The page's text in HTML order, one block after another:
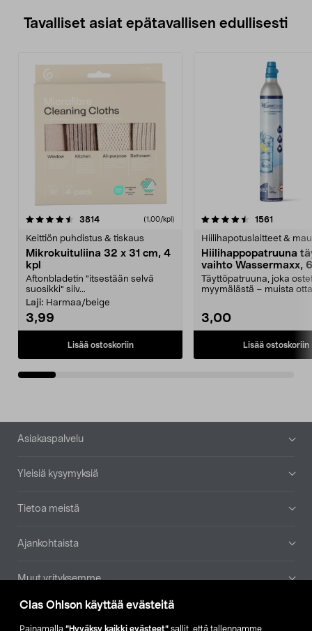
Clas Ohlson käyttää evästeitä
Painamalla ”Hyväksy kaikki evästeet” sallit, että tallennamme
Tavalliset asiat epätavallisen edullisesti
3814arvostelut (1,00/kpl)
Keittiön puhdistus & tiskaus
Mikrokuituliina 32 x 31 cm, 4
kpl
Aftonbladetin "itsestään selvä
suosikki" siiv...
Laji: Harmaa/beige
3,99
Lisää ostoskoriin
4.5viidestä
1561
Hiilihapotuslaitteet &
Hiilihappopatruuna
vaihto Wassermaxx,
Täyttöpatruuna, joka
myymälästä – muista
3,00
Lisää ostoskoriin
4.5viidestä
Alatunniste
Asiakaspalvelu
Yleisiä kysymyksiä
Tietoa meistä
Ajankohtaista
Muut yrityksemme
Etsi myymälä